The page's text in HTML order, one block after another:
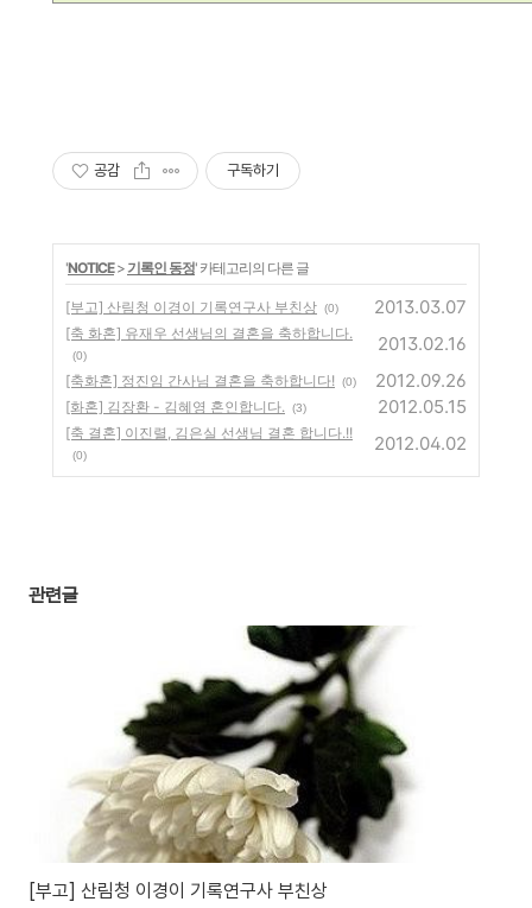
공감 구독하기
'NOTICE> 기록인 동정' 카테고리의 다른 글
[부고] 산림청 이경이 기록연구사 부친상 (0) 2013.03.07
[축 화혼] 유재우 선생님의 결혼을 축하합니다.
(0)
2013.02.16
[축화혼] 정진임 간사님 결혼을 축하합니다! (0) 2012.09.26
[화혼] 김장환 - 김혜영 혼인합니다. (3) 2012.05.15
[축 결혼] 이진렬, 김은실 선생님 결혼 합니다.!!
(0)
2012.04.02
관련글
[부고] 산림청 이경이 기록연구사 부친상